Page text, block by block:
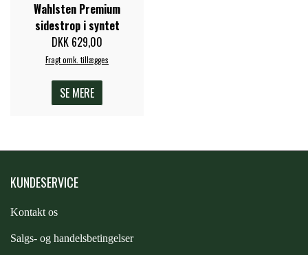
Wahlsten Premium
sidestrop i syntet
DKK 629,00
Fragt omk. tillægges
SE MERE
KUNDESERVICE
Kontakt os
Salgs- og handelsbetingelser